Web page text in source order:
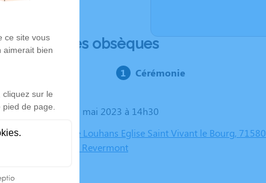
Déroulé des obsèques
Cérémonie
Le lundi 22 mai 2023 à 14h30
Paroisse de Louhans Eglise Saint Vivant le Bourg, 71580
Savigny en Revermont